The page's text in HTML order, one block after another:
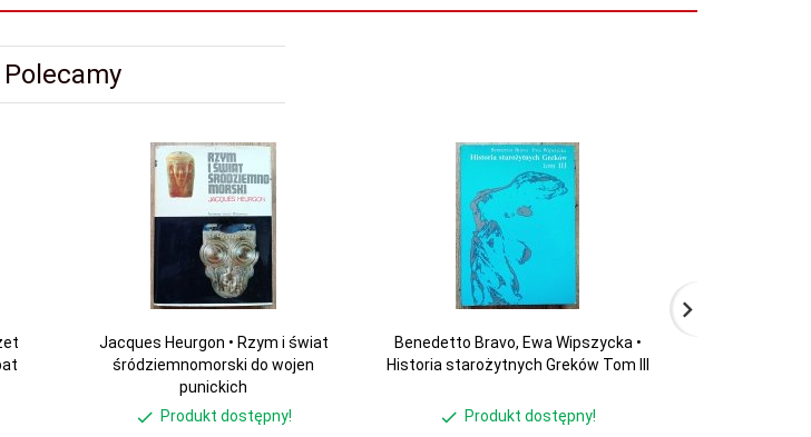
Polecamy
Jacques Heurgon • Rzym i świat
śródziemnomorski do wojen
punickich
Produkt dostępny!
Benedetto Bravo, Ewa Wipszycka •
Historia starożytnych Greków Tom III
Produkt dostępny!